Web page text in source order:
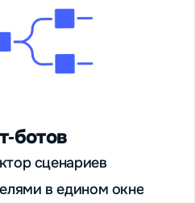
сценариев
в едином окне